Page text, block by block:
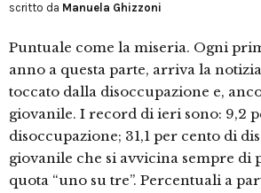
scritto da Manuela Ghizzoni
Puntuale come la miseria. Ogni
anno a questa parte, arriva la
toccato dalla disoccupazione e,
giovanile. I record di ieri sono: 9,2
disoccupazione; 31,1 per cento di
giovanile che si avvicina sempre di
quota “uno su tre”. Percentuali a